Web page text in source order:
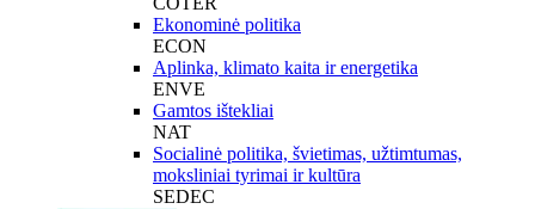
Ekonominė politika
ECON
Aplinka, klimato kaita ir energetika
ENVE
Gamtos ištekliai
NAT
Socialinė politika, švietimas, užtimtumas,
moksliniai tyrimai ir kultūra
SEDEC